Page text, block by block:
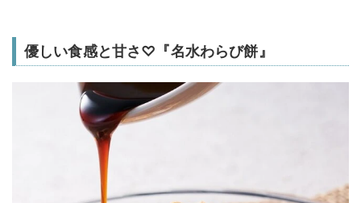
優しい食感と甘さ♡『名水わらび餅』